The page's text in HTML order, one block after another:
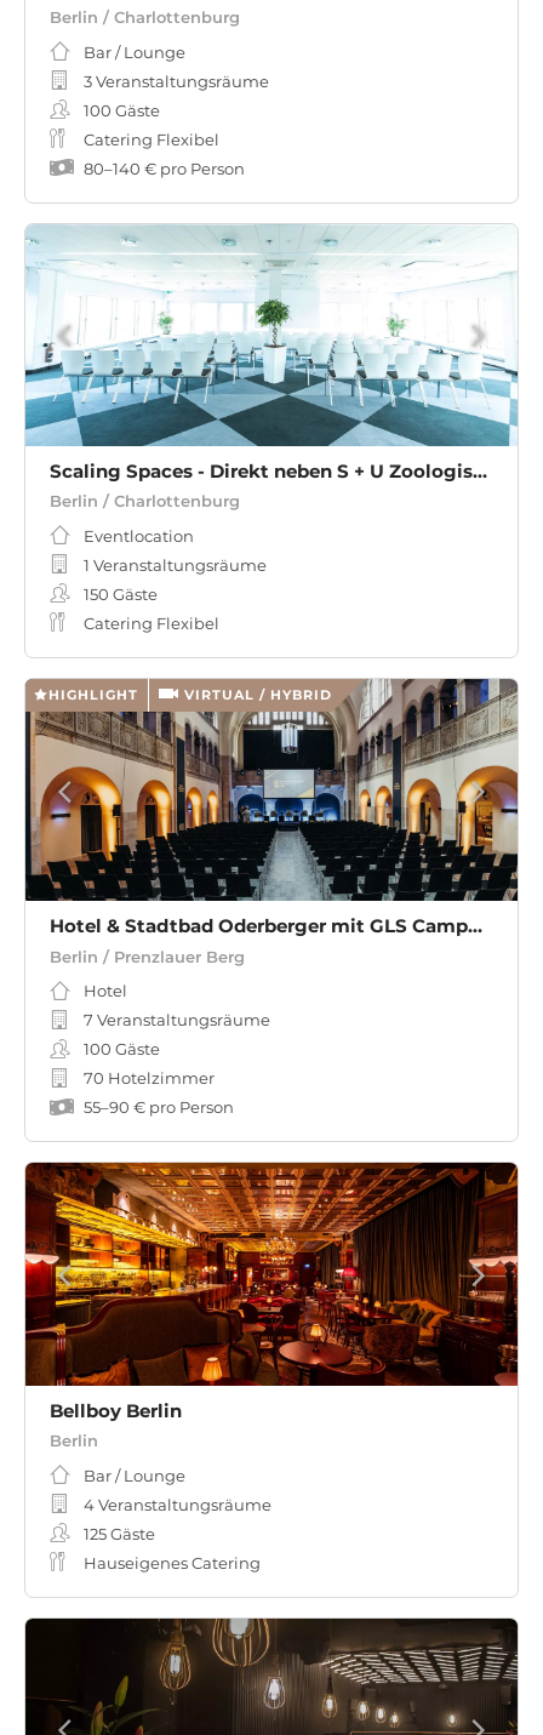
Berlin / Charlottenburg
Bar / Lounge
3 Veranstaltungsräume
100 Gäste
Catering Flexibel
80–140 € pro Person
Scaling Spaces - Direkt neben S + U Zoologischer Garten
Berlin / Charlottenburg
Eventlocation
1 Veranstaltungsräume
150 Gäste
Catering Flexibel
HIGHLIGHT VIRTUAL / HYBRID
Hotel & Stadtbad Oderberger mit GLS Campus Berlin
Berlin / Prenzlauer Berg
Hotel
7 Veranstaltungsräume
100 Gäste
70 Hotelzimmer
55–90 € pro Person
Bellboy Berlin
Berlin
Bar / Lounge
4 Veranstaltungsräume
125Gäste
Hauseigenes Catering